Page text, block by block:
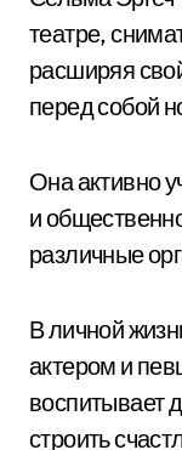
театре,
расширяя
перед собой
Она активно
и
различные
В личной
актером и
воспитывает
строить